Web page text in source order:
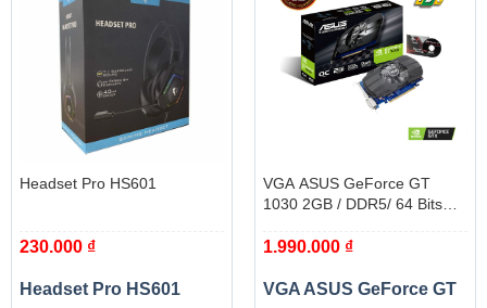
Headset Pro HS601
230.000 ₫
Headset Pro HS601
VGA ASUS GeForce GT
1030 2GB / DDR5/ 64 Bits
1.990.000 ₫
VGA ASUS GeForce GT